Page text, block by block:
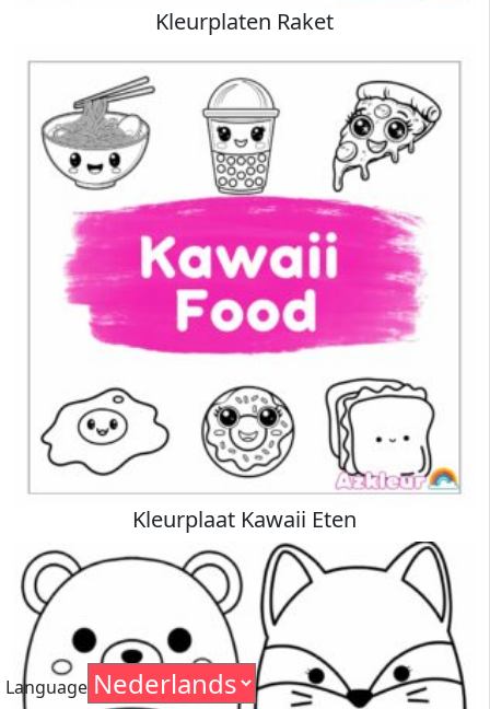
Kleurplaten Raket
Kleurplaat Kawaii Eten
Language